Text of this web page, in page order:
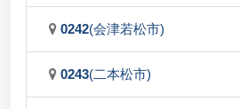
0242(会津若松市)
0243(二本松市)